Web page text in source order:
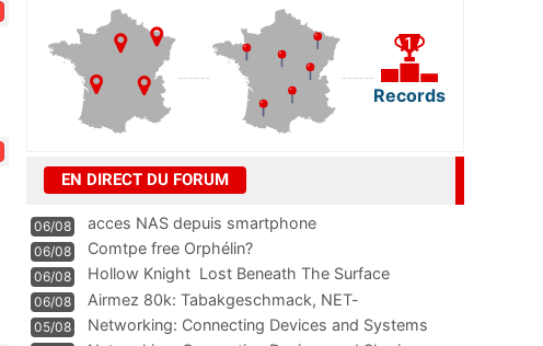
Records
EN DIRECT DU FORUM
06/08 acces NAS depuis smartphone
06/08 Comtpe free Orphélin?
06/08 Hollow Knight  Lost Beneath The Surface
06/08
Airmez 80k: Tabakgeschmack, NET-
Technologie und Leistung im
05/08 Networking: Connecting Devices and Systems